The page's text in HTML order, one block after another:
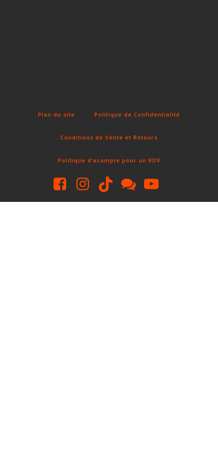
Plan du site Politique de Confidentialité
Conditions de Vente et Retours
Politique d’acompte pour un RDV